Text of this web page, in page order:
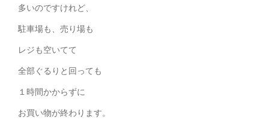
多いのですけれど、
駐車場も、売り場も
レジも空いてて
全部ぐるりと回っても
１時間かからずに
お買い物が終わります。